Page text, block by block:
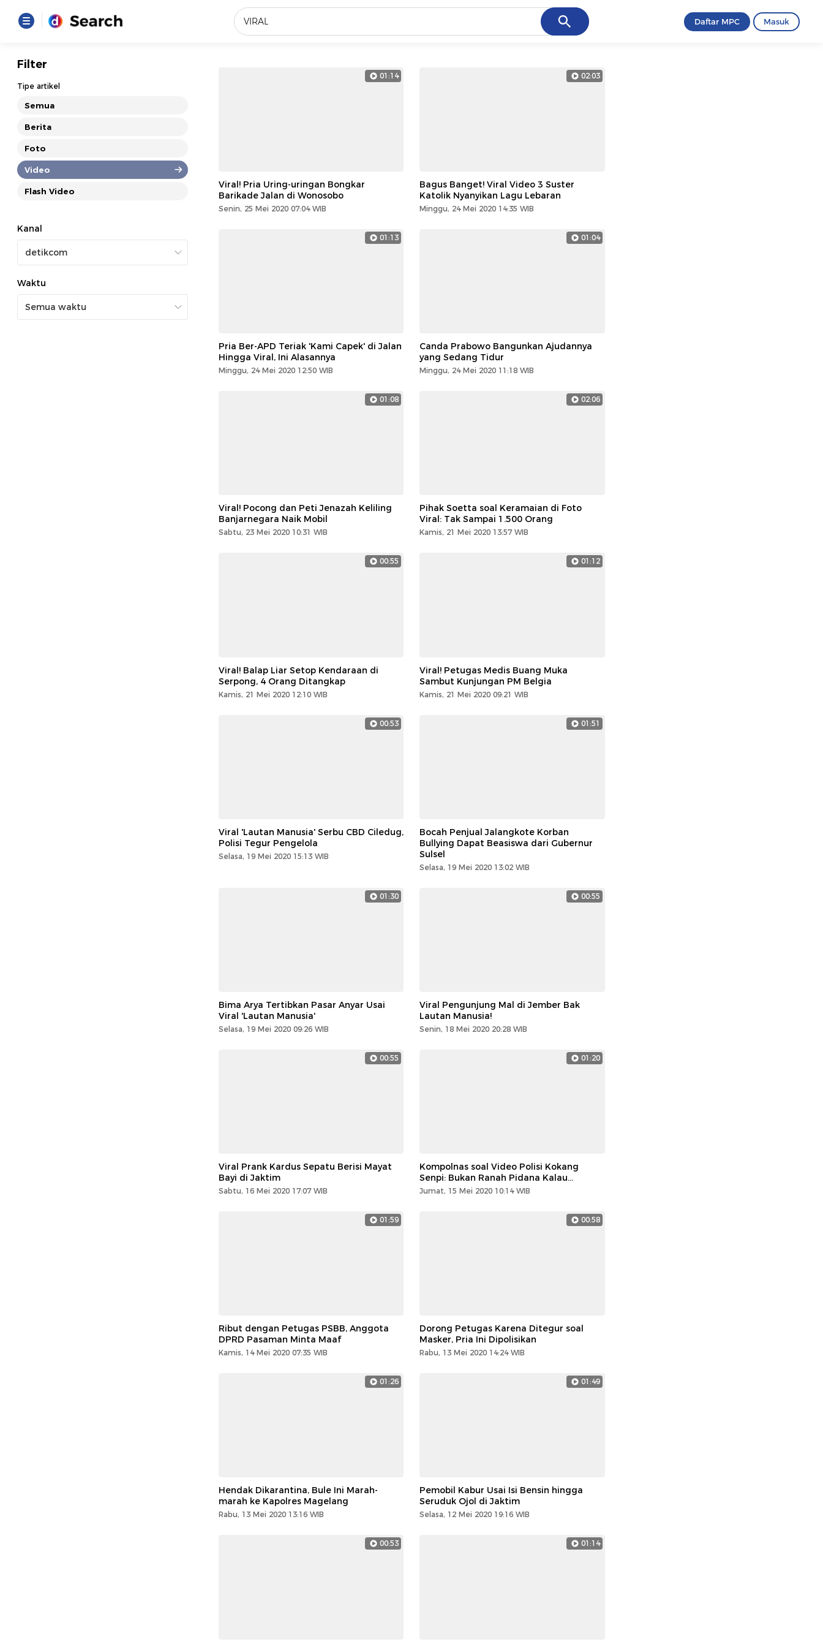
Cancel Daftar MPC Masuk
Filter
Tipe artikel
Semua
Berita
Foto
Video
Flash Video
Kanal
Waktu
01:14
Viral! Pria Uring-uringan Bongkar
Barikade Jalan di Wonosobo
Senin, 25 Mei 2020 07:04 WIB
02:03
Bagus Banget! Viral Video 3 Suster
Katolik Nyanyikan Lagu Lebaran
Minggu, 24 Mei 2020 14:35 WIB
01:13
Pria Ber-APD Teriak 'Kami Capek' di Jalan
Hingga Viral, Ini Alasannya
Minggu, 24 Mei 2020 12:50 WIB
01:04
Canda Prabowo Bangunkan Ajudannya
yang Sedang Tidur
Minggu, 24 Mei 2020 11:18 WIB
01:08
Viral! Pocong dan Peti Jenazah Keliling
Banjarnegara Naik Mobil
Sabtu, 23 Mei 2020 10:31 WIB
02:06
Pihak Soetta soal Keramaian di Foto
Viral: Tak Sampai 1.500 Orang
Kamis, 21 Mei 2020 13:57 WIB
00:55
Viral! Balap Liar Setop Kendaraan di
Serpong, 4 Orang Ditangkap
Kamis, 21 Mei 2020 12:10 WIB
01:12
Viral! Petugas Medis Buang Muka
Sambut Kunjungan PM Belgia
Kamis, 21 Mei 2020 09:21 WIB
00:53
Viral 'Lautan Manusia' Serbu CBD Ciledug,
Polisi Tegur Pengelola
Selasa, 19 Mei 2020 15:13 WIB
01:51
Bocah Penjual Jalangkote Korban
Bullying Dapat Beasiswa dari Gubernur
Sulsel
Selasa, 19 Mei 2020 13:02 WIB
01:30
Bima Arya Tertibkan Pasar Anyar Usai
Viral 'Lautan Manusia'
Selasa, 19 Mei 2020 09:26 WIB
00:55
Viral Pengunjung Mal di Jember Bak
Lautan Manusia!
Senin, 18 Mei 2020 20:28 WIB
00:55
Viral Prank Kardus Sepatu Berisi Mayat
Bayi di Jaktim
Sabtu, 16 Mei 2020 17:07 WIB
01:20
Kompolnas soal Video Polisi Kokang
Senpi: Bukan Ranah Pidana Kalau...
Jumat, 15 Mei 2020 10:14 WIB
01:59
Ribut dengan Petugas PSBB, Anggota
DPRD Pasaman Minta Maaf
Kamis, 14 Mei 2020 07:35 WIB
00:58
Dorong Petugas Karena Ditegur soal
Masker, Pria Ini Dipolisikan
Rabu, 13 Mei 2020 14:24 WIB
01:26
Hendak Dikarantina, Bule Ini Marah-
marah ke Kapolres Magelang
Rabu, 13 Mei 2020 13:16 WIB
01:49
Pemobil Kabur Usai Isi Bensin hingga
Seruduk Ojol di Jaktim
Selasa, 12 Mei 2020 19:16 WIB
00:53 01:14